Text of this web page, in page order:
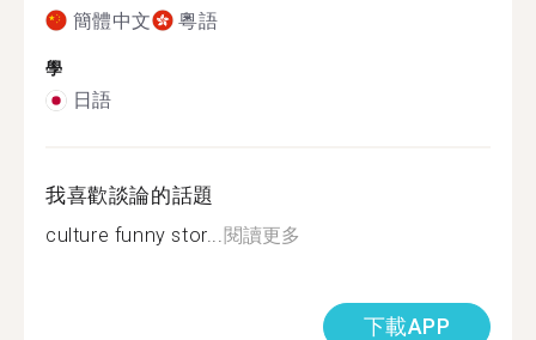
簡體中文 粵語
學
日語
我喜歡談論的話題
culture funny stor...閱讀更多
下載APP